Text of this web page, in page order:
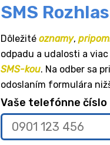
SMS Rozhlas
Dôležité oznamy,
odpadu a udalosti a
SMS-kou. Na odber sa
odoslaním formulára
Vaše telefónne číslo